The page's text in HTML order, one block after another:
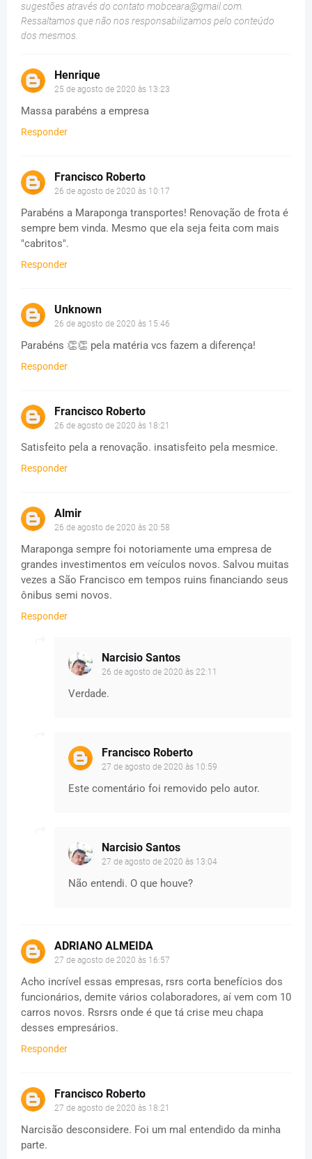
sugestões através do contato mobceara@gmail.com.
Ressaltamos que não nos responsabilizamos pelo conteúdo
dos mesmos.
Henrique
25 de agosto de 2020 às 13:23
Massa parabéns a empresa
Responder
Francisco Roberto
26 de agosto de 2020 às 10:17
Parabéns a Maraponga transportes! Renovação de frota é
sempre bem vinda. Mesmo que ela seja feita com mais
"cabritos".
Responder
Unknown
26 de agosto de 2020 às 15:46
Parabéns 👏👏 pela matéria vcs fazem a diferença!
Responder
Francisco Roberto
26 de agosto de 2020 às 18:21
Satisfeito pela a renovação. insatisfeito pela mesmice.
Responder
Almir
26 de agosto de 2020 às 20:58
Maraponga sempre foi notoriamente uma empresa de
grandes investimentos em veículos novos. Salvou muitas
vezes a São Francisco em tempos ruins financiando seus
ônibus semi novos.
Responder
Narcisio Santos
26 de agosto de 2020 às 22:11
Verdade.
Francisco Roberto
27 de agosto de 2020 às 10:59
Este comentário foi removido pelo autor.
Narcisio Santos
27 de agosto de 2020 às 13:04
Não entendi. O que houve?
ADRIANO ALMEIDA
27 de agosto de 2020 às 16:57
Acho incrível essas empresas, rsrs corta benefícios dos
funcionários, demite vários colaboradores, aí vem com 10
carros novos. Rsrsrs onde é que tá crise meu chapa
desses empresários.
Responder
Francisco Roberto
27 de agosto de 2020 às 18:21
Narcisão desconsidere. Foi um mal entendido da minha
parte.